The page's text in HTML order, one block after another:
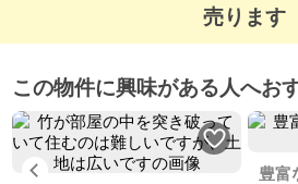
売ります
この物件に興味がある人へお
Previous
豊富